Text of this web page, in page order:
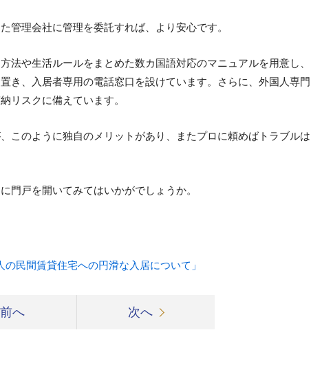
管理会社に管理を委託すれば、より安心です。
法や生活ルールをまとめた数カ国語対応のマニュアルを用意し、
き、入居者専用の電話窓口を設けています。さらに、外国人専門
リスクに備えています。
このように独自のメリットがあり、またプロに頼めばトラブルは
門戸を開いてみてはいかがでしょうか。
民間賃貸住宅への円滑な入居について」
前へ 次へ